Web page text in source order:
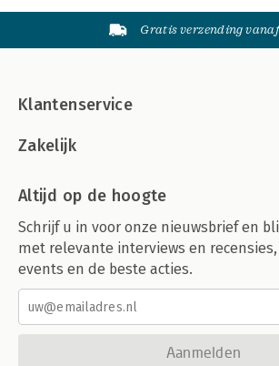
Gratis verzending
Klantenservice
Zakelijk
Altijd op de hoogte
Schrijf u in voor onze nieuwsbrief en
met relevante interviews en
events en de beste acties.
Aanmelden